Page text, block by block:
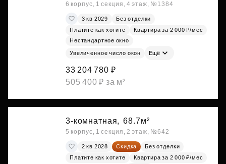
6 корпус, 1 секция, 4 этаж, №1384
3 кв 2029
Без отделки
Платите как хотите
Квартира за 2 000 ₽/мес
Нестандартное окно
Увеличенное число окон Ещё
33 204 780 ₽
505 400 ₽ за м²
3-комнатная, 68.7м²
5 корпус, 1 секция, 2 этаж, №642
2 кв 2028 Скидка
Без отделки
Платите как хотите
Квартира за 2 000 ₽/мес